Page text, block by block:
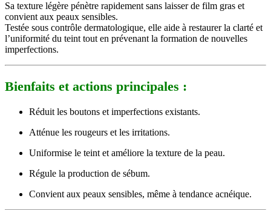
Sa texture légère pénètre rapidement sans laisser de film gras et
convient aux peaux sensibles.
Testée sous contrôle dermatologique, elle aide à restaurer la clarté et
l’uniformité du teint tout en prévenant la formation de nouvelles
imperfections.
Bienfaits et actions principales :
Réduit les boutons et imperfections existants.
Atténue les rougeurs et les irritations.
Uniformise le teint et améliore la texture de la peau.
Régule la production de sébum.
Convient aux peaux sensibles, même à tendance acnéique.